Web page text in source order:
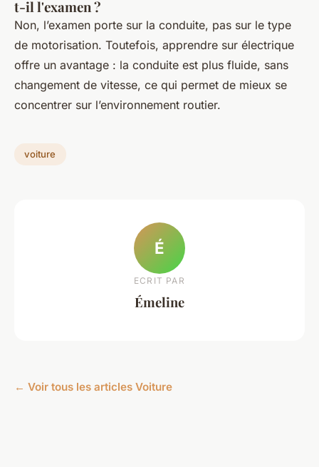
t-il l'examen ?
Non, l’examen porte sur la conduite, pas sur le type
de motorisation. Toutefois, apprendre sur électrique
offre un avantage : la conduite est plus fluide, sans
changement de vitesse, ce qui permet de mieux se
concentrer sur l’environnement routier.
voiture
É
ECRIT PAR
Émeline
← Voir tous les articles Voiture